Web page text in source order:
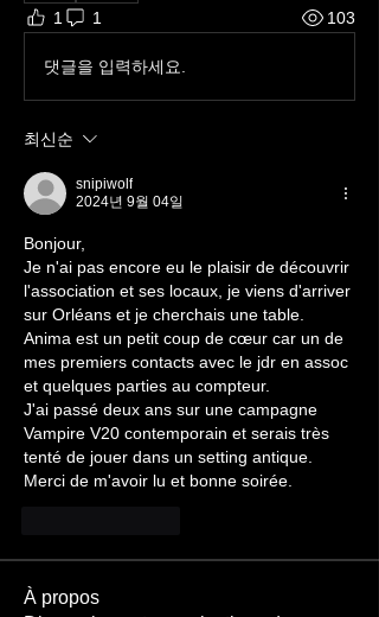
1 1 103
댓글을 입력하세요.
최신순
snipiwolf
2024년 9월 04일
Bonjour,
Je n'ai pas encore eu le plaisir de découvrir
l'association et ses locaux, je viens d'arriver
sur Orléans et je cherchais une table.
Anima est un petit coup de cœur car un de
mes premiers contacts avec le jdr en assoc
et quelques parties au compteur.
J'ai passé deux ans sur une campagne
Vampire V20 contemporain et serais très
tenté de jouer dans un setting antique.
Merci de m'avoir lu et bonne soirée.
À propos